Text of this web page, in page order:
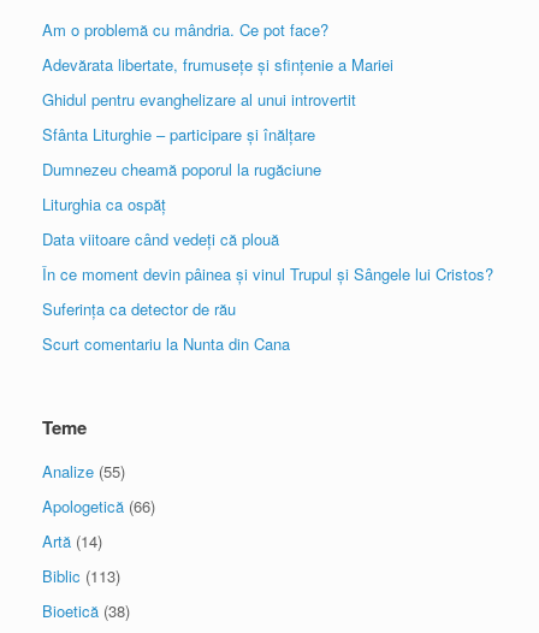
Am o problemă cu mândria. Ce pot face?
Adevărata libertate, frumusețe și sfințenie a Mariei
Ghidul pentru evanghelizare al unui introvertit
Sfânta Liturghie – participare și înălțare
Dumnezeu cheamă poporul la rugăciune
Liturghia ca ospăț
Data viitoare când vedeți că plouă
În ce moment devin pâinea și vinul Trupul și Sângele lui Cristos?
Suferința ca detector de rău
Scurt comentariu la Nunta din Cana
Teme
Analize (55)
Apologetică (66)
Artă (14)
Biblic (113)
Bioetică (38)